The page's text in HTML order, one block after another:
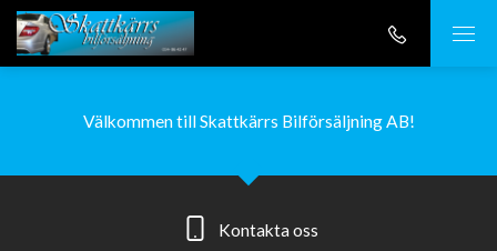
Välkommen till Skattkärrs Bilförsäljning AB!
Kontakta oss